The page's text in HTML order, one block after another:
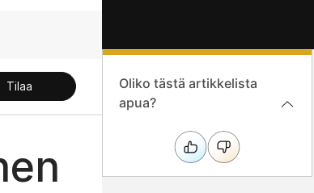
Tilaa
Oliko tästä artikkelista
apua?